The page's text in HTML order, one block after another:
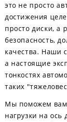
это не просто
достижения
просто диски, а
безопасность,
качества. Наши
а настоящие
тонкостях
таких
Мы поможем вам
нагрузки на ось